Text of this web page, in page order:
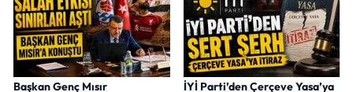
Başkan Genç Mısır
İYİ Parti’den Çerçeve Yasa’ya